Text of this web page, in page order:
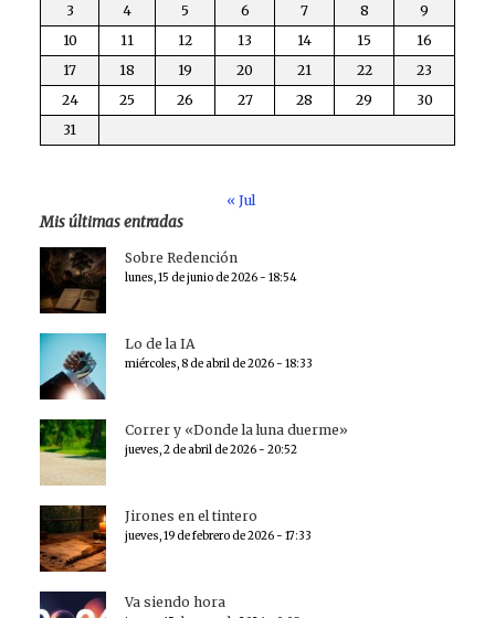
3
4 5 6 7 8
9
10
11 12 13 14 15
16
17
18 19 20 21 22
23
24
25 26 27 28 29
30
31
« Jul
Mis últimas entradas
Sobre Redención
lunes, 15 de junio de 2026 - 18:54
Lo de la IA
miércoles, 8 de abril de 2026 - 18:33
Correr y «Donde la luna duerme»
jueves, 2 de abril de 2026 - 20:52
Jirones en el tintero
jueves, 19 de febrero de 2026 - 17:33
Va siendo hora